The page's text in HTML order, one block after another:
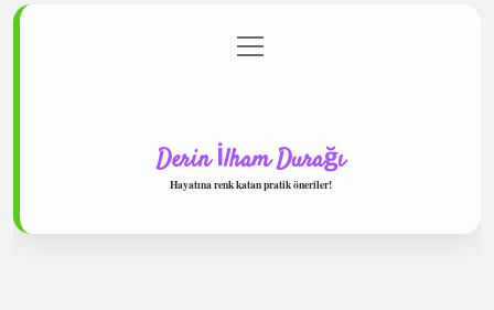
Gizlilik Politikası
menüyü
aç
Derin İlham Durağı
Hayatına renk katan pratik öneriler!